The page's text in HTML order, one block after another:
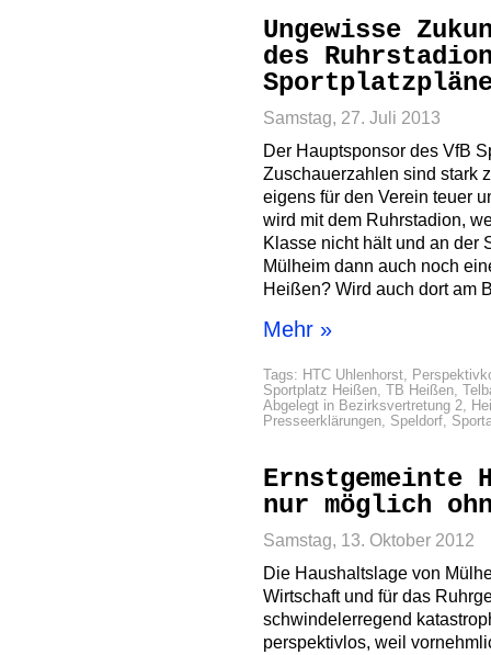
Ungewisse
des
Samstag, 27. Juli 2013
Der Hauptsponsor des VfB
Zuschauerzahlen sind stark
eigens für den Verein teuer
wird mit dem Ruhrstadion,
Klasse nicht hält und an der
Mülheim dann auch noch
Heißen? Wird auch dort am
Mehr »
Tags: HTC Uhlenhorst,
Sportplatz Heißen, TB Heißen,
Abgelegt in Bezirksvertretung 2,
Presseerklärungen, Speldorf,
Ernstgemeinte
nur möglich
Samstag, 13. Oktober 2012
Die Haushaltslage von
Wirtschaft und für das
schwindelerregend
perspektivlos, weil